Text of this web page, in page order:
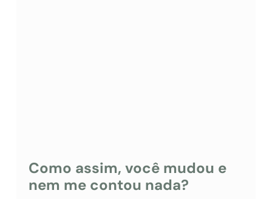
Como assim, você mudou e
nem me contou nada?